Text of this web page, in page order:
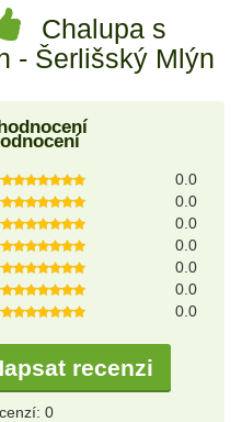
Chalupa s
- Šerlišský Mlýn
0.0
0.0
0.0
0.0
0.0
0.0
0.0
recenzi
0